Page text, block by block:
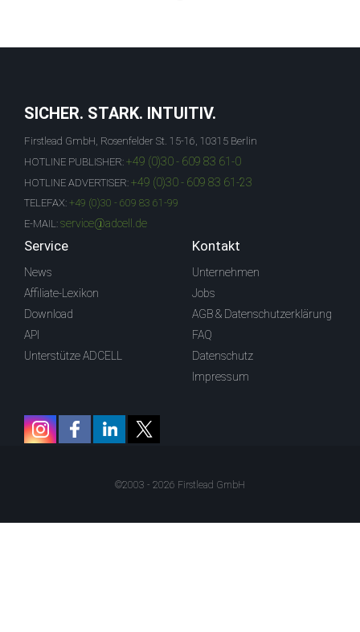
SICHER. STARK. INTUITIV.
Firstlead GmbH, Rosenfelder St. 15-16, 10315 Berlin
HOTLINE PUBLISHER: +49 (0)30 - 609 83 61-0
HOTLINE ADVERTISER: +49 (0)30 - 609 83 61-23
TELEFAX: +49 (0)30 - 609 83 61-99
E-MAIL: service@adcell.de
Service
News
Affiliate-Lexikon
Download
API
Unterstütze ADCELL
Kontakt
Unternehmen
Jobs
AGB & Datenschutzerklärung
FAQ
Datenschutz
Impressum
©2003 - 2026 Firstlead GmbH